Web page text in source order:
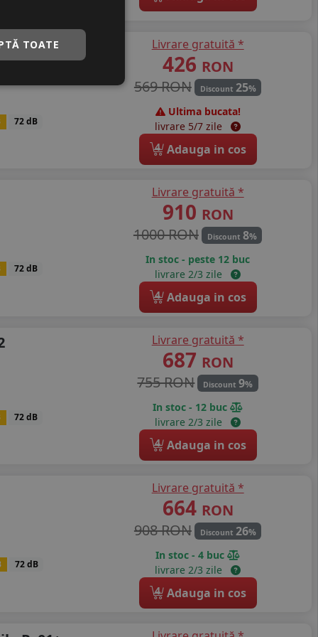
72 dB
Livrare gratuită *
426 RON
569 RON
Discount 25%
Ultima bucata!
livrare 5/7 zile
4 Adauga in cos
72 dB
Livrare gratuită *
910 RON
1000 RON
Discount 8%
In stoc - peste 12 buc
livrare 2/3 zile
4 Adauga in cos
72 dB
Livrare gratuită *
687 RON
755 RON
Discount9%
In stoc - 12 buc
livrare 2/3 zile
4 Adauga in cos
72 dB
Livrare gratuită *
664 RON
908 RON
Discount 26%
In stoc - 4 buc
livrare 2/3 zile
4 Adauga in cos
TOATE